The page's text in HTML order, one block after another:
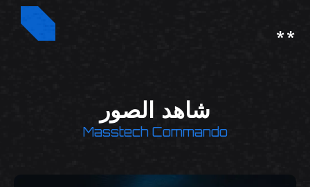
**
شاهد الصور
Masstech Commando